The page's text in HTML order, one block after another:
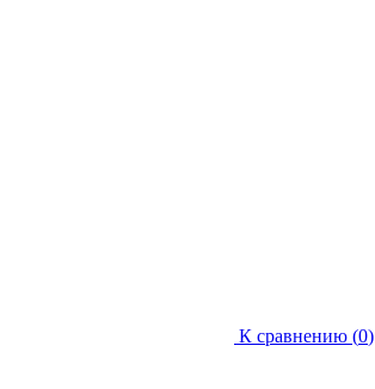
К сравнению (0)